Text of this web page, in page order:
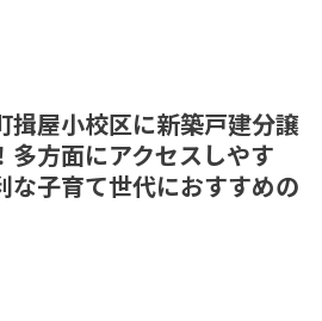
揖屋小校区に新築戸建分譲
多方面にアクセスしやす
な子育て世代におすすめの